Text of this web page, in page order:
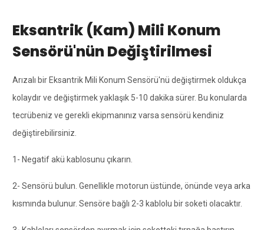
Eksantrik (Kam) Mili Konum
Sensörü'nün Değiştirilmesi
Arızalı bir Eksantrik Mili Konum Sensörü'nü değiştirmek oldukça
kolaydır ve değiştirmek yaklaşık 5-10 dakika sürer. Bu konularda
tecrübeniz ve gerekli ekipmanınız varsa sensörü kendiniz
değiştirebilirsiniz.
1- Negatif akü kablosunu çıkarın.
2- Sensörü bulun. Genellikle motorun üstünde, önünde veya arka
kısmında bulunur. Sensöre bağlı 2-3 kablolu bir soketi olacaktır.